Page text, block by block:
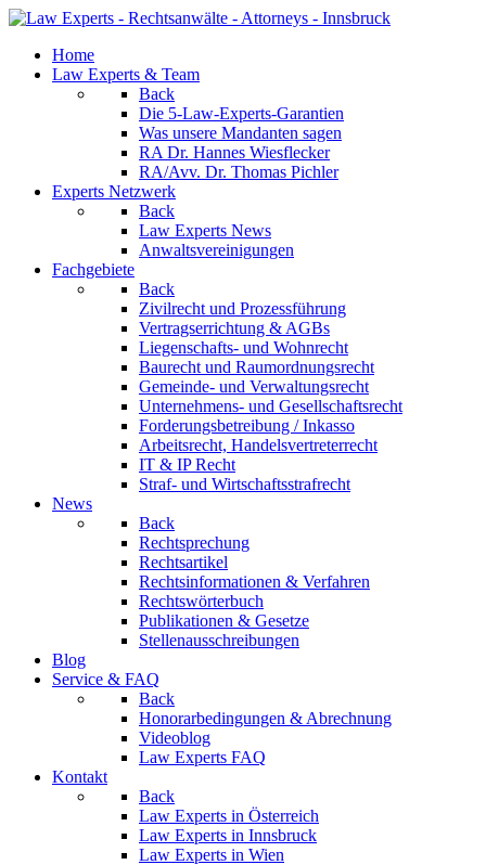
Home
Law Experts & Team
Back
Die 5-Law-Experts-Garantien
Was unsere Mandanten sagen
RA Dr. Hannes Wiesflecker
RA/Avv. Dr. Thomas Pichler
Experts Netzwerk
Back
Law Experts News
Anwaltsvereinigungen
Fachgebiete
Back
Zivilrecht und Prozessführung
Vertragserrichtung & AGBs
Liegenschafts- und Wohnrecht
Baurecht und Raumordnungsrecht
Gemeinde- und Verwaltungsrecht
Unternehmens- und Gesellschaftsrecht
Forderungsbetreibung / Inkasso
Arbeitsrecht, Handelsvertreterrecht
IT & IP Recht
Straf- und Wirtschaftsstrafrecht
News
Back
Rechtsprechung
Rechtsartikel
Rechtsinformationen & Verfahren
Rechtswörterbuch
Publikationen & Gesetze
Stellenausschreibungen
Blog
Service & FAQ
Back
Honorarbedingungen & Abrechnung
Videoblog
Law Experts FAQ
Kontakt
Back
Law Experts in Österreich
Law Experts in Innsbruck
Law Experts in Wien